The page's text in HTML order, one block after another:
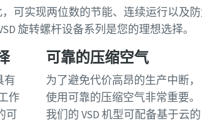
，可实现两位数的节能、连续运行以及
旋转螺杆设备系列是您的理想选择。
有
作
可
可靠的压缩空气
为了避免代价高昂的生产中断，
使用可靠的压缩空气非常重要。
我们的 VSD 机型可配备基于云的